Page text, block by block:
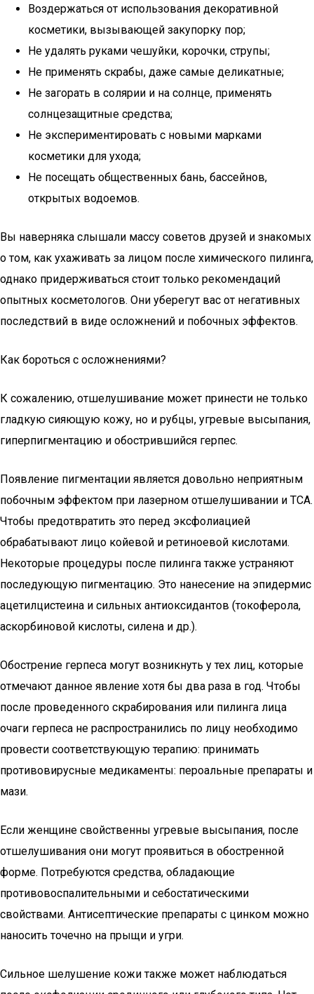
Воздержаться от использования декоративной
косметики, вызывающей закупорку пор;
Не удалять руками чешуйки, корочки, струпы;
Не применять скрабы, даже самые деликатные;
Не загорать в солярии и на солнце, применять
солнцезащитные средства;
Не экспериментировать с новыми марками
косметики для ухода;
Не посещать общественных бань, бассейнов,
открытых водоемов.
Вы наверняка слышали массу советов друзей и знакомых
о том, как ухаживать за лицом после химического пилинга,
однако придерживаться стоит только рекомендаций
опытных косметологов. Они уберегут вас от негативных
последствий в виде осложнений и побочных эффектов.
Как бороться с осложнениями?
К сожалению, отшелушивание может принести не только
гладкую сияющую кожу, но и рубцы, угревые высыпания,
гиперпигментацию и обострившийся герпес.
Появление пигментации является довольно неприятным
побочным эффектом при лазерном отшелушивании и ТСА.
Чтобы предотвратить это перед эксфолиацией
обрабатывают лицо койевой и ретиноевой кислотами.
Некоторые процедуры после пилинга также устраняют
последующую пигментацию. Это нанесение на эпидермис
ацетилцистеина и сильных антиоксидантов (токоферола,
аскорбиновой кислоты, силена и др.).
Обострение герпеса могут возникнуть у тех лиц, которые
отмечают данное явление хотя бы два раза в год. Чтобы
после проведенного скрабирования или пилинга лица
очаги герпеса не распространились по лицу необходимо
провести соответствующую терапию: принимать
противовирусные медикаменты: пероальные препараты и
мази.
Если женщине свойственны угревые высыпания, после
отшелушивания они могут проявиться в обостренной
форме. Потребуются средства, обладающие
противовоспалительными и себостатическими
свойствами. Антисептические препараты с цинком можно
наносить точечно на прыщи и угри.
Сильное шелушение кожи также может наблюдаться